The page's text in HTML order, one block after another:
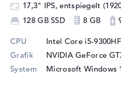
17,3" IPS, entspiegelt
128 GB SSD
8 GB
CPU
Intel Core i5-
Grafik
NVIDIA GeForce
System
Microsoft Windows